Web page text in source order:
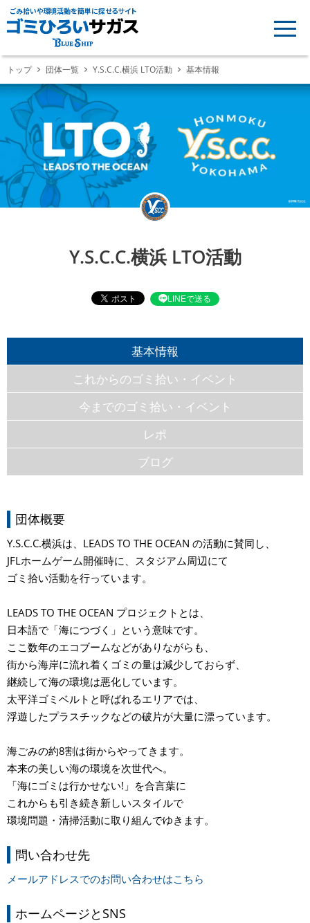
ごみ拾いや環境活動を簡単に探せるサイト
トップ 団体一覧 Y.S.C.C.横浜 LTO活動 基本情報
Y.S.C.C.横浜 LTO活動
LINEで送る
基本情報
これからのゴミ拾い・イベント
今までのゴミ拾い・イベント
レポ
ブログ
団体概要
Y.S.C.C.横浜は、LEADS TO THE OCEAN の活動に賛同し、
JFLホームゲーム開催時に、スタジアム周辺にて
ゴミ拾い活動を行っています。
LEADS TO THE OCEAN プロジェクトとは、
日本語で「海につづく」という意味です。
ここ数年のエコブームなどがありながらも、
街から海岸に流れ着くゴミの量は減少しておらず、
継続して海の環境は悪化しています。
太平洋ゴミベルトと呼ばれるエリアでは、
浮遊したプラスチックなどの破片が大量に漂っています。
海ごみの約8割は街からやってきます。
本来の美しい海の環境を次世代へ。
「海にゴミは行かせない!」を合言葉に
これからも引き続き新しいスタイルで
環境問題・清掃活動に取り組んでゆきます。
問い合わせ先
メールアドレスでのお問い合わせはこちら
ホームページとSNS